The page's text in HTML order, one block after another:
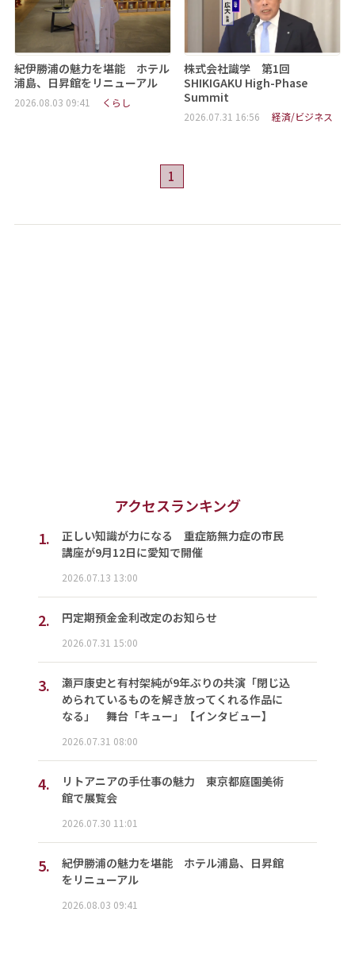
紀伊勝浦の魅力を堪能 ホテル
浦島、日昇館をリニューアル
2026.08.03 09:41 くらし
株式会社識学 第1回
SHIKIGAKU High-Phase
Summit
2026.07.31 16:56 経済/ビジネス
1
アクセスランキング
1.
正しい知識が力になる 重症筋無力症の市民
講座が9月12日に愛知で開催
2026.07.13 13:00
2. 円定期預金金利改定のお知らせ
2026.07.31 15:00
3.
瀬戸康史と有村架純が9年ぶりの共演「閉じ込
められているものを解き放ってくれる作品に
なる」 舞台「キュー」【インタビュー】
2026.07.31 08:00
4.
リトアニアの手仕事の魅力 東京都庭園美術
館で展覧会
2026.07.30 11:01
5.
紀伊勝浦の魅力を堪能 ホテル浦島、日昇館
をリニューアル
2026.08.03 09:41